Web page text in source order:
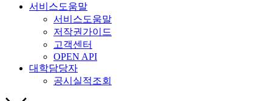
서비스도움말
서비스도움말
저작권가이드
고객센터
OPEN API
대학담당자
공시실적조회